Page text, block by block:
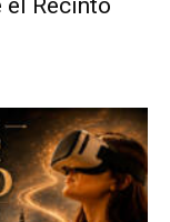
el Recinto